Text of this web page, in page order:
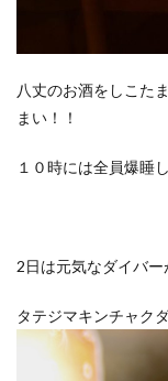
八丈のお酒をしこた
まい！！
１０時には全員爆睡
2日は元気なダイバ
タテジマキンチャク